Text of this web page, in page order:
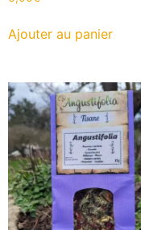
Ajouter au panier